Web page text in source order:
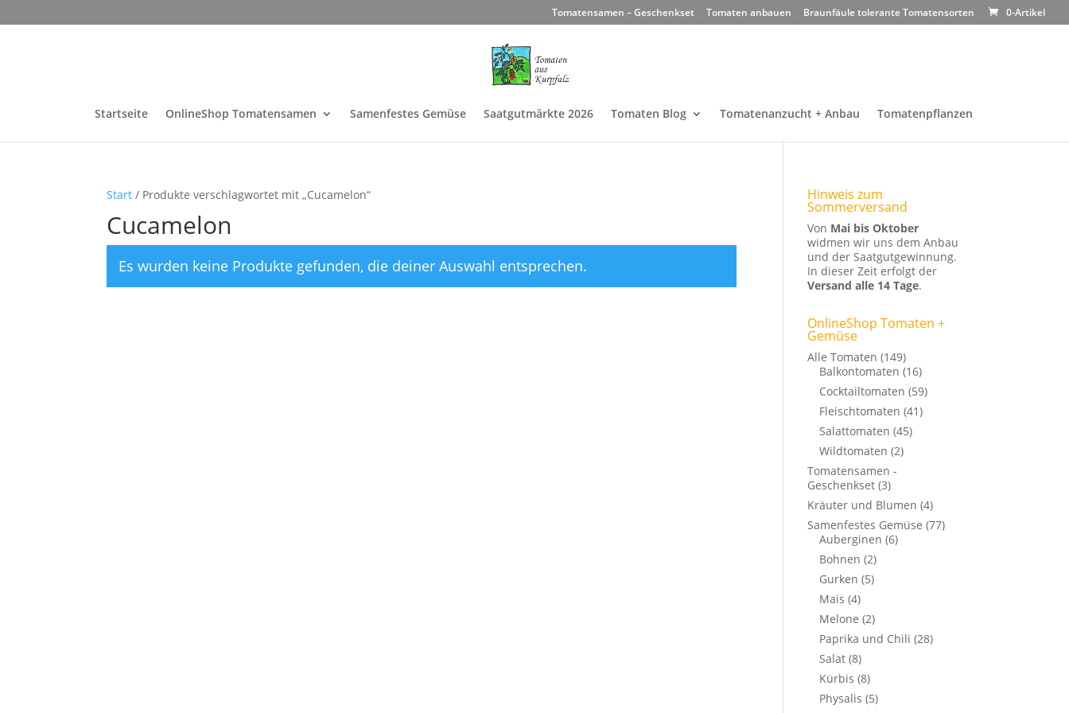
Tomatensamen – Geschenkset Tomaten anbauen Braunfäule tolerante Tomatensorten 0-Artikel
Startseite OnlineShop Tomatensamen Samenfestes Gemüse Saatgutmärkte 2026 Tomaten Blog Tomatenanzucht + Anbau Tomatenpflanzen
Start / Produkte verschlagwortet mit „Cucamelon“
Cucamelon
Es wurden keine Produkte gefunden, die deiner Auswahl entsprechen.
Hinweis zum
Sommerversand
Von Mai bis Oktober
widmen wir uns dem Anbau
und der Saatgutgewinnung.
In dieser Zeit erfolgt der
Versand alle 14 Tage.
OnlineShop Tomaten +
Gemüse
Alle Tomaten (149)
Balkontomaten (16)
Cocktailtomaten (59)
Fleischtomaten (41)
Salattomaten (45)
Wildtomaten (2)
Tomatensamen -
Geschenkset (3)
Kräuter und Blumen (4)
Samenfestes Gemüse (77)
Auberginen (6)
Bohnen (2)
Gurken (5)
Mais (4)
Melone (2)
Paprika und Chili (28)
Salat (8)
Kürbis (8)
Physalis (5)